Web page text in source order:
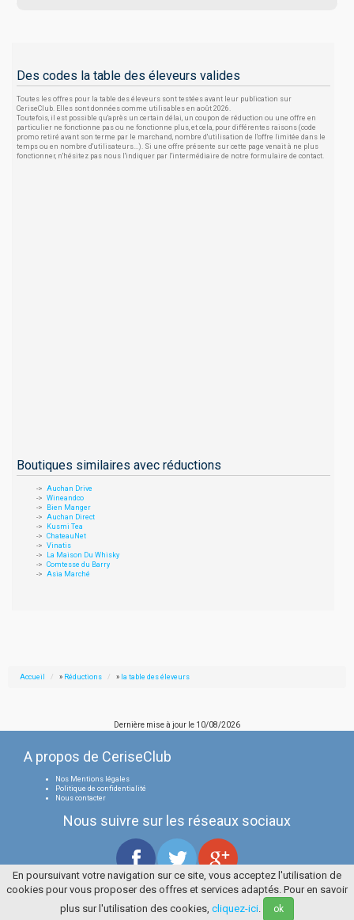
Des codes la table des éleveurs valides
Toutes les offres pour la table des éleveurs sont testées avant leur publication sur
CeriseClub. Elles sont données comme utilisables en août 2026.
Toutefois, il est possible qu'après un certain délai, un coupon de réduction ou une offre en
particulier ne fonctionne pas ou ne fonctionne plus, et cela, pour différentes raisons (code
promo retiré avant son terme par le marchand, nombre d'utilisation de l'offre limitée dans le
temps ou en nombre d'utilisateurs...). Si une offre présente sur cette page venait à ne plus
fonctionner, n'hésitez pas nous l'indiquer par l'intermédiaire de notre formulaire de contact.
Boutiques similaires avec réductions
Auchan Drive
Wineandco
Bien Manger
Auchan Direct
Kusmi Tea
ChateauNet
Vinatis
La Maison Du Whisky
Comtesse du Barry
Asia Marché
Accueil » Réductions » la table des éleveurs
Dernière mise à jour le 10/08/2026
A propos de CeriseClub
Nos Mentions légales
Politique de confidentialité
Nous contacter
Nous suivre sur les réseaux sociaux
Tous droits réservés
La Cerise Bleue 2006 / 2026
En poursuivant votre navigation sur ce site, vous acceptez l'utilisation de
cookies pour vous proposer des offres et services adaptés. Pour en savoir
plus sur l'utilisation des cookies, cliquez-ici ok